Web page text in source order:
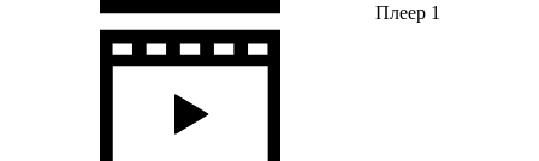
Плеер 1